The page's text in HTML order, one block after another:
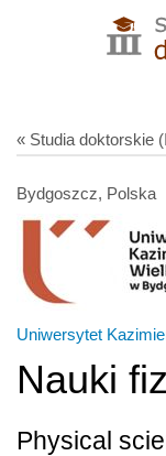
« Studia doktorskie
Bydgoszcz, Polska
Uniwersytet
Nauki
Physical